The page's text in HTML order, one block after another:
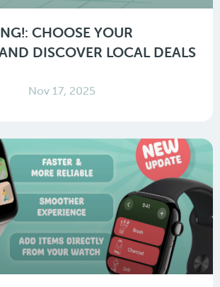
CHOOSE YOUR
DISCOVER LOCAL DEALS
Nov 17, 2025